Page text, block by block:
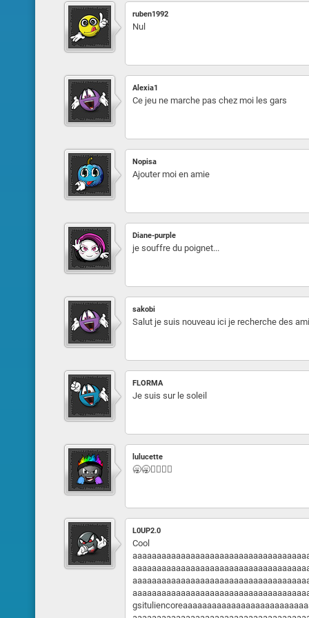
ruben1992
Nul
Alexia1
Ce jeu ne marche pas chez moi les gars
Nopisa
Ajouter moi en amie
Diane-purple
je souffre du poignet...
sakobi
Salut je suis nouveau ici je recherche des
FLORMA
Je suis sur le soleil
lulucette
🥱🥱🤷‍♀️🤷‍♂️
L0UP2.0
Cool